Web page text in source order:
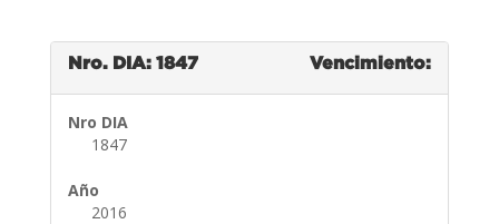
Nro. DIA: 1847 Vencimiento:
Nro DIA
1847
Año
2016